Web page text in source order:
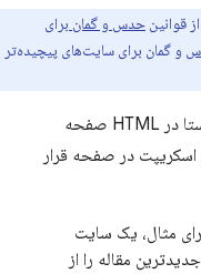
قوانین حدس و گمان برای
و گمان برای سایت‌های پیچیده‌تر
قوانین حدس و گمان می‌توانند به صورت ایستا در HTML صفحه
در صفحه قرار
مثال، یک سایت
مقاله را از